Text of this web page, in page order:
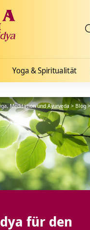
Yoga & Spiritualität
Meditation und Ayurveda> Blog
für den